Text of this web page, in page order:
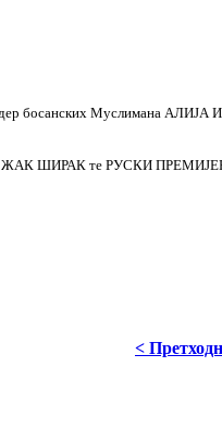
Муслимана АЛИЈА
ШИРАК те РУСКИ
<